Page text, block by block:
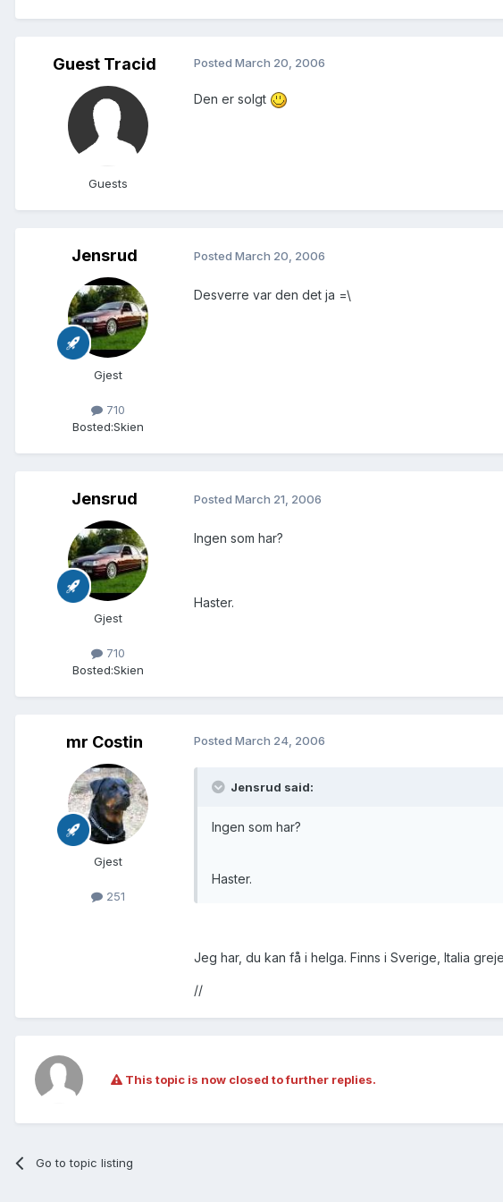
Guest Tracid
Guests
Posted March 20, 2006
Den er solgt
Jensrud
Gjest
710
Bosted:Skien
Posted March 20, 2006
Desverre var den det ja =\
Jensrud
Gjest
710
Bosted:Skien
Posted March 21, 2006
Ingen som har?
Haster.
mr Costin
Gjest
251
Posted March 24, 2006
Jensrud said:
Ingen som har?
Haster.
Jeg har, du kan få i helga. Finns i Sverige, Italia
//
This topic is now closed to further replies.
Go to topic listing